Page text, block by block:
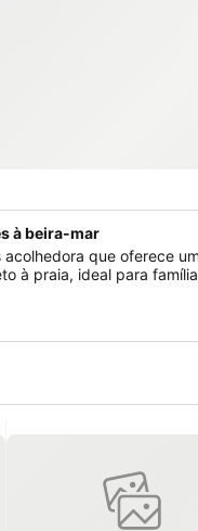
à beira-mar
que oferece
à praia, ideal para